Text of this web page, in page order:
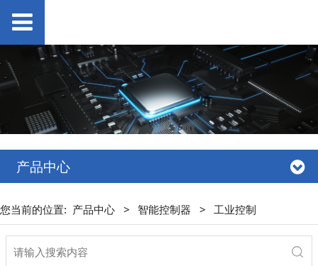
产品中心
您当前的位置: 产品中心 > 智能控制器 > 工业控制